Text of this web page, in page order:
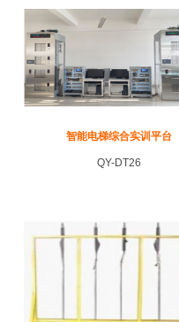
智能电梯综合实训平台
QY-DT26